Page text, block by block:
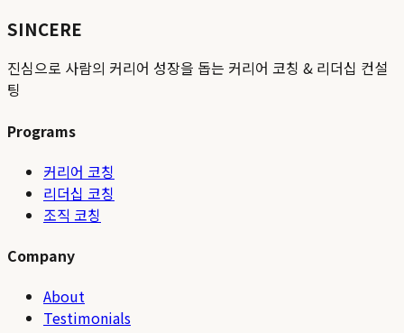
SINCERE
진심으로 사람의 커리어 성장을 돕는 커리어 코칭 & 리더십 컨설
팅
Programs
커리어 코칭
리더십 코칭
조직 코칭
Company
About
Testimonials